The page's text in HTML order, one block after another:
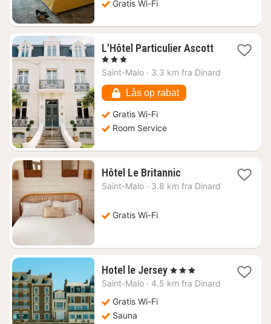
Gratis Wi-Fi
L'Hôtel Particulier Ascott
1
nat
1407
kr.
, 3 Stjerner
Saint-Malo · 3.3 km fra Dinard
Lås op rabat
Gratis Wi-Fi
Room Service
Hôtel Le Britannic1
nat
Saint-Malo · 3.8 km fra Dinard
Gratis Wi-Fi
Hotel le Jersey1
nat
, 3 Stjerner
Saint-Malo · 4.5 km fra Dinard
Gratis Wi-Fi
Sauna